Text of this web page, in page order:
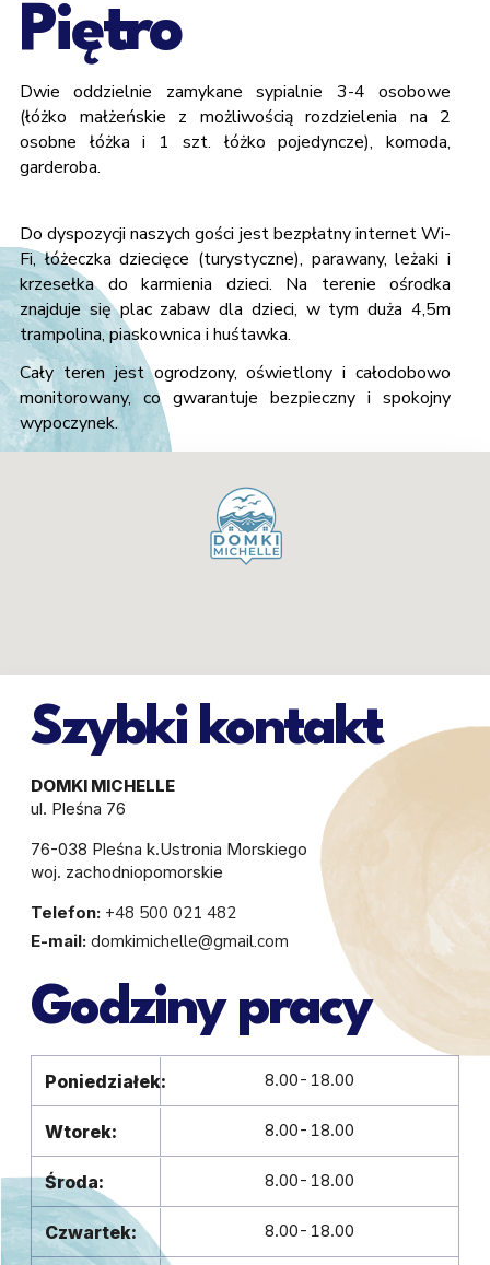
Piętro
dwie oddzielnie zamykane sypialnie 3-4 osobowe
(łóżko małżeńskie z możliwością rozdzielenia na 2
osobne łóżka i 1 szt. łóżko pojedyncze), komoda,
garderoba.
Do dyspozycji naszych gości jest bezpłatny internet Wi-
Fi, łóżeczka dziecięce (turystyczne), parawany, leżaki i
krzesełka do karmienia dzieci. Na terenie ośrodka
znajduje się plac zabaw dla dzieci, w tym duża 4,5m
trampolina, piaskownica i huśtawka.
Cały teren jest ogrodzony, oświetlony i całodobowo
monitorowany, co gwarantuje bezpieczny i spokojny
wypoczynek.
Szybki kontakt
DOMKI MICHELLE
ul. Pleśna 76
76-038 Pleśna k.Ustronia Morskiego
woj. zachodniopomorskie
Telefon: +48 500 021 482
E-mail: domkimichelle@gmail.com
Godziny pracy
Poniedziałek: 8.00-18.00
Wtorek: 8.00-18.00
Środa: 8.00-18.00
Czwartek: 8.00-18.00